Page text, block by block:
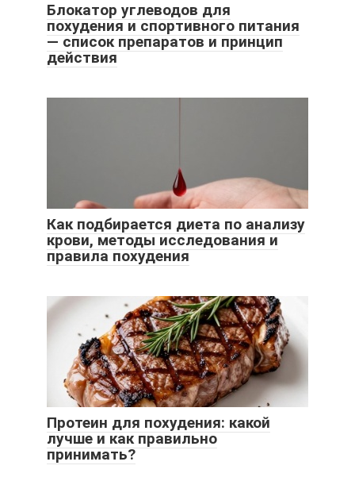
Блокатор углеводов для
похудения и спортивного питания
— список препаратов и принцип
действия
Как подбирается диета по анализу
крови, методы исследования и
правила похудения
Протеин для похудения: какой
лучше и как правильно
принимать?